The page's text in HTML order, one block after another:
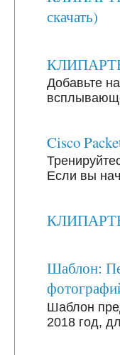
скачать)
КЛИПАРТЫ:
Добавьте
Cisco
Если вы
КЛИПАРТЫ:
Шаблон:
Шаблон
2018 год,